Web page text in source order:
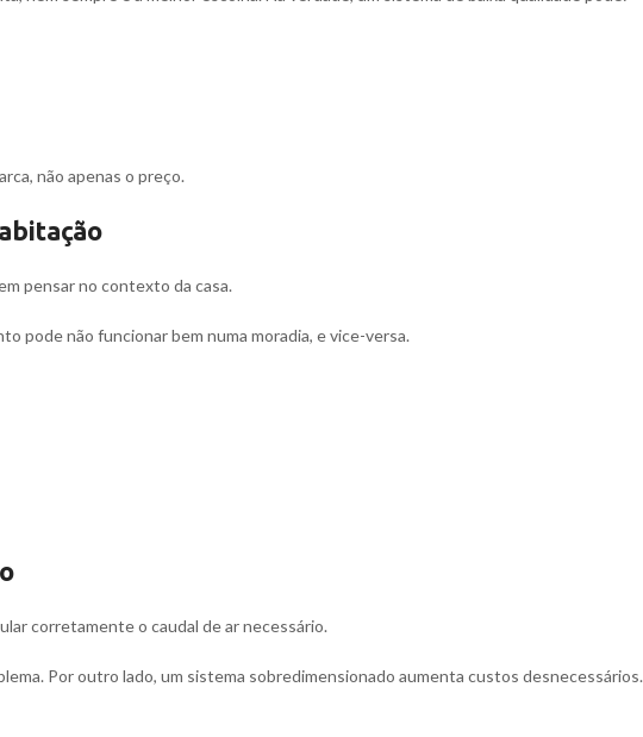
não apenas o preço.
pensar no contexto da casa.
pode não funcionar bem numa moradia, e vice-versa.
corretamente o caudal de ar necessário.
Por outro lado, um sistema sobredimensionado aumenta custos desnecessários.